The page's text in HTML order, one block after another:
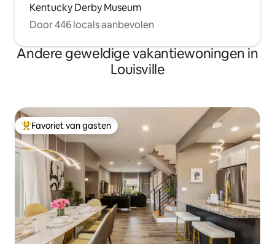
Kentucky Derby Museum
Door 446 locals aanbevolen
Andere geweldige vakantiewoningen in
Louisville
Topfavoriet van gasten
Favoriet van gasten